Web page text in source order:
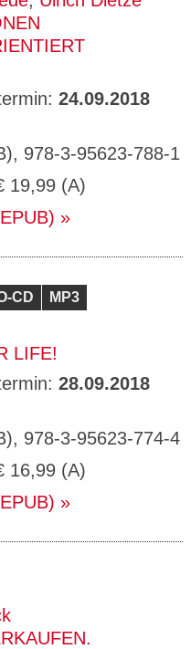
24.09.2018
978-3-95623-788-1
19,99 (A)
CD MP3
LIFE!
28.09.2018
978-3-95623-774-4
16,99 (A)